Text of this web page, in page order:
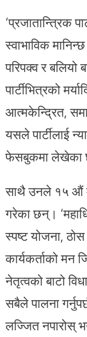
‘प्रजातान्त्रिक
स्वाभाविक
परिपक्व र
पार्टीभित्रको
आत्मकेन्द्रित,
यसले पार्टीलाई
फेसबुकमा लेखेका
साथै उनले १५ औं
गरेका छन्।
स्पष्ट योजना,
कार्यकर्ताको मन
नेतृत्वको बाटो
सबैले पालना
लज्जित नपारोस्